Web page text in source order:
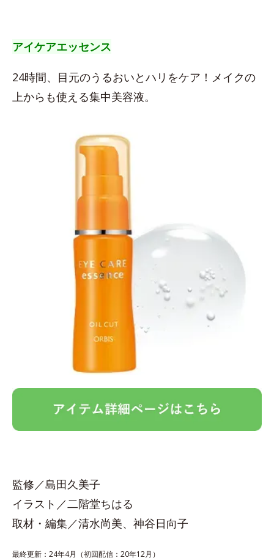
アイケアエッセンス
24時間、目元のうるおいとハリをケア！メイクの
上からも使える集中美容液。
監修／島田久美子
イラスト／二階堂ちはる
取材・編集／清水尚美、神谷日向子
最終更新：24年4月（初回配信：20年12月）